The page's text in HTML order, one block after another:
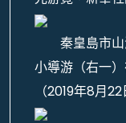
秦皇島市
小導游（右一
（2019年8月